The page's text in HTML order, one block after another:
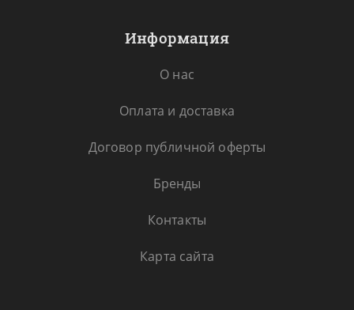
Информация
О нас
Оплата и доставка
Договор публичной оферты
Бренды
Контакты
Карта сайта